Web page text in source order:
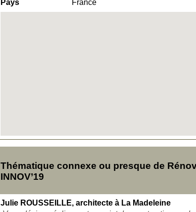
Pays
France
Thématique connexe ou presque de
INNOV’19
Julie ROUSSEILLE, architecte à La Madeleine